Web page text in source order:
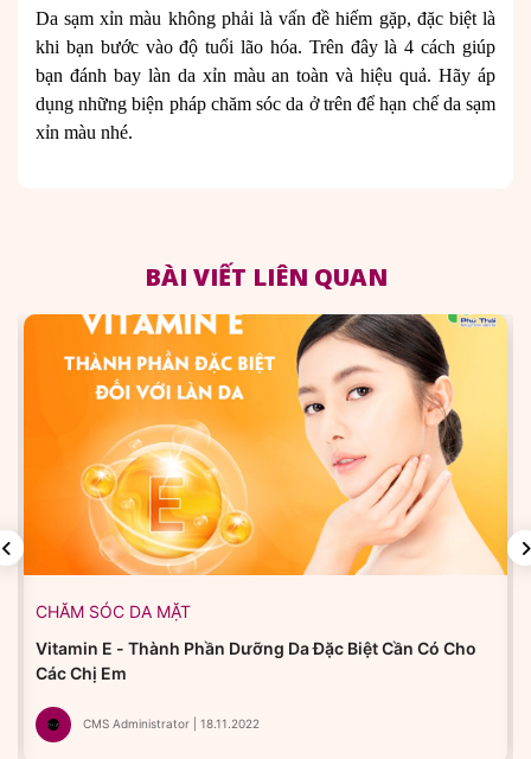
Da sạm xỉn màu không phải là vấn đề hiếm gặp, đặc biệt là
khi bạn bước vào độ tuổi lão hóa. Trên đây là 4 cách giúp
bạn đánh bay làn da xỉn màu an toàn và hiệu quả. Hãy áp
dụng những biện pháp chăm sóc da ở trên để hạn chế da sạm
xỉn màu nhé.
BÀI VIẾT LIÊN QUAN
CHĂM SÓC DA MẶT
Vitamin E - Thành Phần Dưỡng Da Đặc Biệt Cần Có Cho
Các Chị Em
CMS Administrator | 18.11.2022